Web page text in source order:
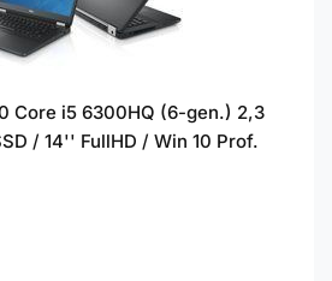
Core i5 6300HQ (6-gen.) 2,3
/ 14'' FullHD / Win 10 Prof.